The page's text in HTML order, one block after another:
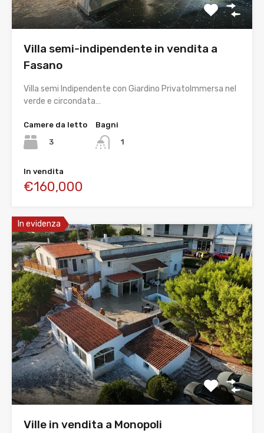
Villa semi-indipendente in vendita a
Fasano
Villa semi Indipendente con Giardino PrivatoImmersa nel
verde e circondata…
Camere da letto
3
Bagni
1
In vendita
€160,000
In evidenza
Ville in vendita a Monopoli